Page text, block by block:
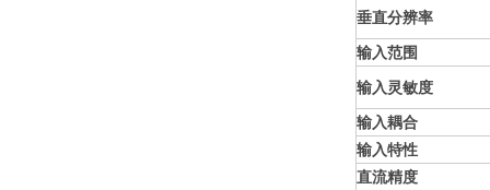
垂直分辨率
输入范围
输入灵敏度
输入耦合
输入特性
直流精度